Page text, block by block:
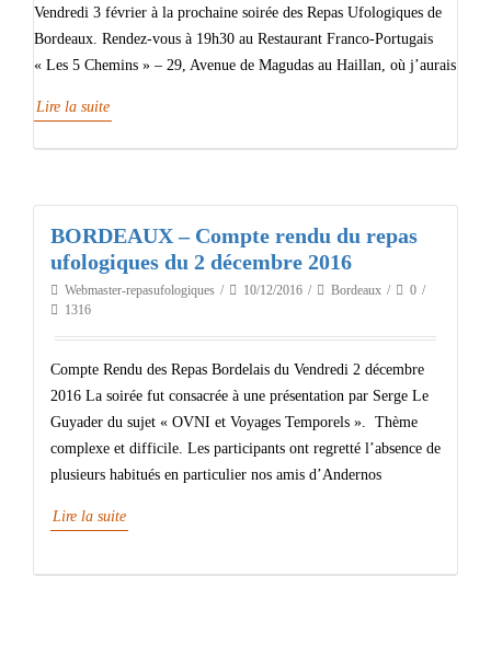
Vendredi 3 février à la prochaine soirée des Repas Ufologiques de
Bordeaux. Rendez-vous à 19h30 au Restaurant Franco-Portugais
« Les 5 Chemins » – 29, Avenue de Magudas au Haillan, où j’aurais
Lire la suite
BORDEAUX – Compte rendu du repas
ufologiques du 2 décembre 2016
Webmaster-repasufologiques 10/12/2016 Bordeaux
0
1316
Compte Rendu des Repas Bordelais du Vendredi 2 décembre
2016 La soirée fut consacrée à une présentation par Serge Le
Guyader du sujet « OVNI et Voyages Temporels ». Thème
complexe et difficile. Les participants ont regretté l’absence de
plusieurs habitués en particulier nos amis d’Andernos
Lire la suite